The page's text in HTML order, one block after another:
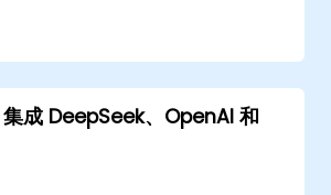
成 DeepSeek、OpenAI 和